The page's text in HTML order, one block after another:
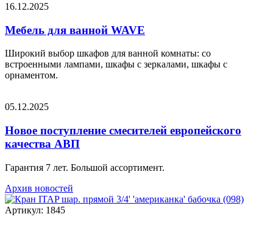
16.12.2025
Мебель для ванной WAVE
Широкий выбор шкафов для ванной комнаты: со
встроенными лампами, шкафы с зеркалами, шкафы с
орнаментом.
05.12.2025
Новое поступление смесителей европейского
качества АВП
Гарантия 7 лет. Большой ассортимент.
Архив новостей
Артикул: 1845